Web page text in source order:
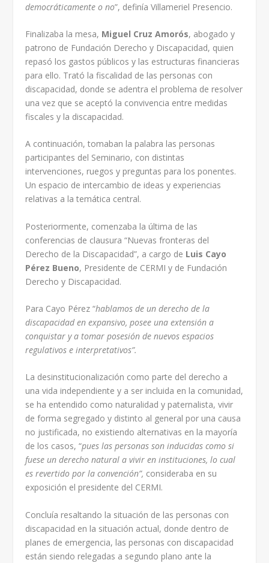
democráticamente o no”, definía Villameriel Presencio.
Finalizaba la mesa, Miguel Cruz Amorós, abogado y
patrono de Fundación Derecho y Discapacidad, quien
repasó los gastos públicos y las estructuras financieras
para ello. Trató la fiscalidad de las personas con
discapacidad, donde se adentra el problema de resolver
una vez que se aceptó la convivencia entre medidas
fiscales y la discapacidad.
A continuación, tomaban la palabra las personas
participantes del Seminario, con distintas
intervenciones, ruegos y preguntas para los ponentes.
Un espacio de intercambio de ideas y experiencias
relativas a la temática central.
Posteriormente, comenzaba la última de las
conferencias de clausura “Nuevas fronteras del
Derecho de la Discapacidad”, a cargo de Luis Cayo
Pérez Bueno, Presidente de CERMI y de Fundación
Derecho y Discapacidad.
Para Cayo Pérez “hablamos de un derecho de la
discapacidad en expansivo, posee una extensión a
conquistar y a tomar posesión de nuevos espacios
regulativos e interpretativos”.
La desinstitucionalización como parte del derecho a
una vida independiente y a ser incluida en la comunidad,
se ha entendido como naturalidad y paternalista, vivir
de forma segregado y distinto al general por una causa
no justificada, no existiendo alternativas en la mayoría
de los casos, “pues las personas son inducidas como si
fuese un derecho natural a vivir en instituciones, lo cual
es revertido por la convención”, consideraba en su
exposición el presidente del CERMI.
Concluía resaltando la situación de las personas con
discapacidad en la situación actual, donde dentro de
planes de emergencia, las personas con discapacidad
están siendo relegadas a segundo plano ante la